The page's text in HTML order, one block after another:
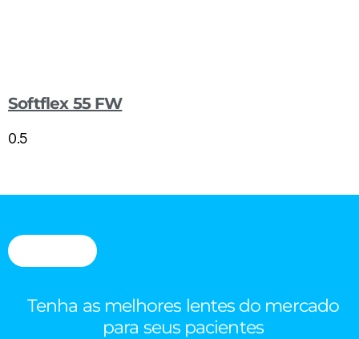
Softflex 55 FW
Tenha as melhores lentes do mercado
para seus pacientes